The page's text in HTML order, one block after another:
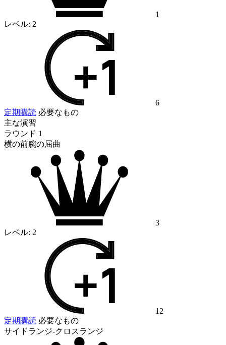
1
レベル: 2
6
定期購読 必要なもの
主な演習
ラウンド 1
横の前腕の屈曲
3
レベル: 2
12
定期購読 必要なもの
サイドランジ-クロスランジ